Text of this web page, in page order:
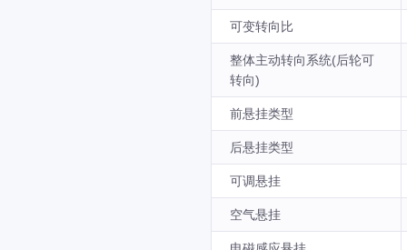
可变转向比
整体主动转向系统(后轮可
转向)
前悬挂类型
后悬挂类型
可调悬挂
空气悬挂